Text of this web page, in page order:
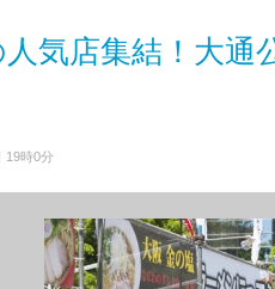
気店集結！大通
19時0分